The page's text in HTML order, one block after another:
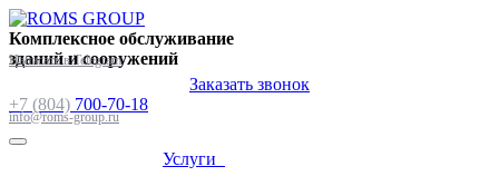
Комплексное обслуживание
зданий и сооружений
Написать в Telegram
Заказать звонок
+7 (804) 700-70-18
info@roms-group.ru
Услуги